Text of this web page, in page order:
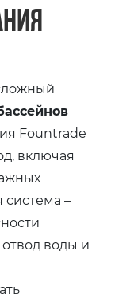
Fountrade
включая
–
воды и